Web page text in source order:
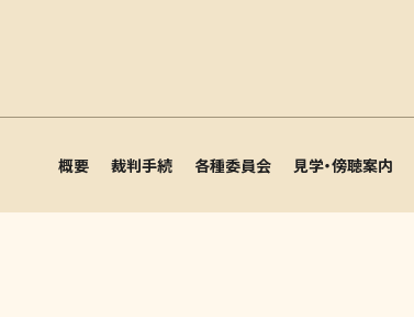
概要 裁判手続 各種委員会 見学・傍聴案内